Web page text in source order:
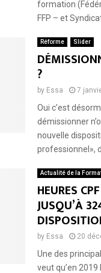
formation
FFP – et
Réforme Slider
?
by Essa 7
Oui c’est
démissionner
nouvelle
professionnel»,
Actualité de la
HEURES
JUSQU’À
by Essa 20
Une des
veut qu’en